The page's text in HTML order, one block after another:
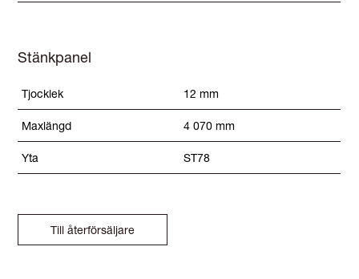
Stänkpanel
Tjocklek 12 mm
Maxlängd 4 070 mm
Yta ST78
Till återförsäljare